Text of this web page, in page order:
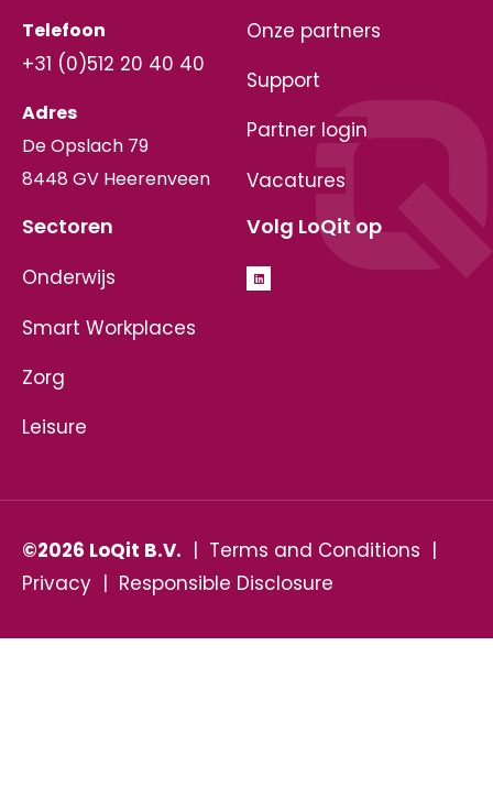
Volg LoQit op
Sectoren
Onderwijs
Smart Workplaces
Zorg
Leisure
Onze partners
Support
Partner login
Vacatures
Telefoon
+31 (0)512 20 40 40
Adres
De Opslach 79
8448 GV Heerenveen
©2026 LoQit B.V. | Terms and Conditions |
Privacy | Responsible Disclosure